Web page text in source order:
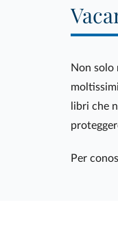
Non solo
libri che
Per